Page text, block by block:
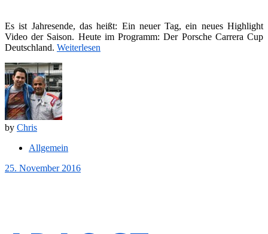
Es ist Jahresende, das heißt: Ein neuer Tag, ein neues Highlight
Video der Saison. Heute im Programm: Der Porsche Carrera Cup
Deutschland. Weiterlesen
by Chris
Allgemein
25. November 2016